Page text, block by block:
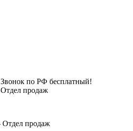
по РФ бесплатный!
продаж
Отдел продаж